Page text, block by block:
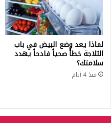
لماذا يعد وضع البيض في باب
الثلاجة خطأً صحياً فادحاً يهدد
سلامتك؟
منذ 4 أيام